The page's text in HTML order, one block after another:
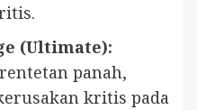
(Ultimate):
panah,
kritis pada